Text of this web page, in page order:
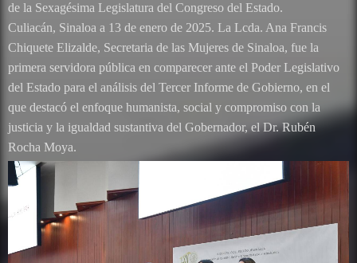
de la Sexagésima Legislatura del Congreso del Estado.
Culiacán, Sinaloa a 13 de enero de 2025. La Lcda. Ana Francis
Chiquete Elizalde, Secretaria de las Mujeres de Sinaloa, fue la
primera servidora pública en comparecer ante el Poder Legislativo
del Estado para el análisis del Tercer Informe de Gobierno, en el
que destacó el enfoque humanista, social y compromiso con la
justicia y la igualdad sustantiva del Gobernador, el Dr. Rubén
Rocha Moya.